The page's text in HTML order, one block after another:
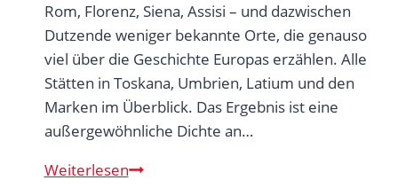
Rom, Florenz, Siena, Assisi – und dazwischen
Dutzende weniger bekannte Orte, die genauso
viel über die Geschichte Europas erzählen. Alle
Stätten in Toskana, Umbrien, Latium und den
Marken im Überblick. Das Ergebnis ist eine
außergewöhnliche Dichte an…
WeiterlesenUNESCO-